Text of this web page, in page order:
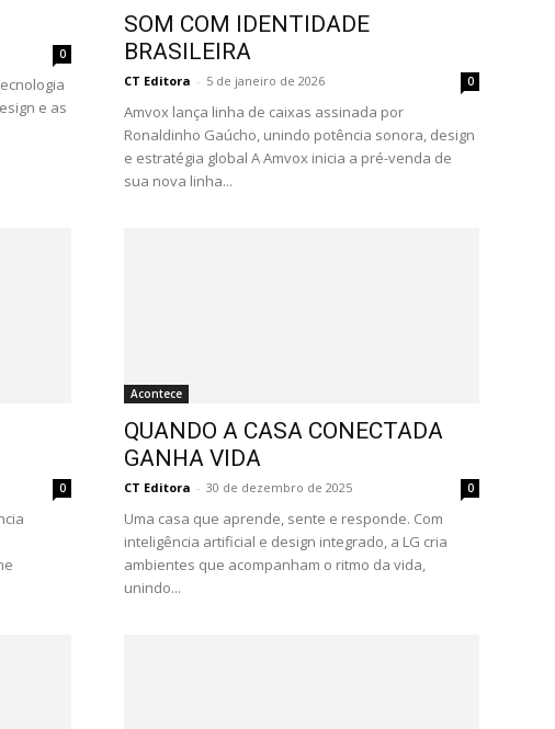
0
e as
SOM COM IDENTIDADE
BRASILEIRA
CT Editora - 5 de janeiro de 2026 0
Amvox lança linha de caixas assinada por
Ronaldinho Gaúcho, unindo potência sonora, design
e estratégia global A Amvox inicia a pré-venda de
sua nova linha...
0
Acontece
QUANDO A CASA CONECTADA
GANHA VIDA
CT Editora - 30 de dezembro de 2025 0
Uma casa que aprende, sente e responde. Com
inteligência artificial e design integrado, a LG cria
ambientes que acompanham o ritmo da vida,
unindo...